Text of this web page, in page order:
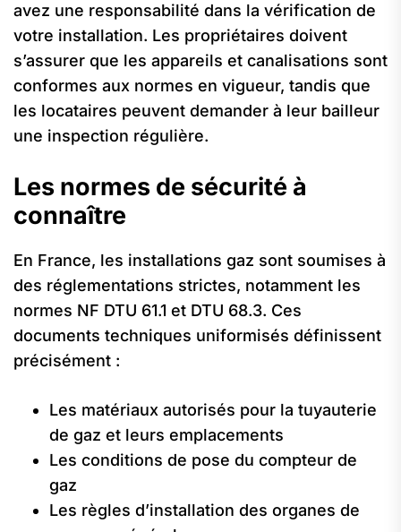
avez une responsabilité dans la vérification de
votre installation. Les propriétaires doivent
s’assurer que les appareils et canalisations sont
conformes aux normes en vigueur, tandis que
les locataires peuvent demander à leur bailleur
une inspection régulière.
Les normes de sécurité à
connaître
En France, les installations gaz sont soumises à
des réglementations strictes, notamment les
normes NF DTU 61.1 et DTU 68.3. Ces
documents techniques uniformisés définissent
précisément :
Les matériaux autorisés pour la tuyauterie
de gaz et leurs emplacements
Les conditions de pose du compteur de
gaz
Les règles d’installation des organes de